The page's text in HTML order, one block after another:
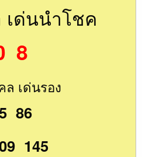
เด่นนำโชค
8
ล เด่นรอง
86
145